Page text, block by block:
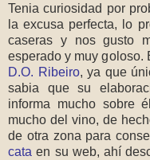
Tenia curiosidad por
la excusa perfecta, lo
caseras y nos gusto
esperado y muy goloso.
D.O. Ribeiro, ya que
sabia que su
informa mucho sobre
mucho del vino, de
de otra zona para
cata en su web, ahí